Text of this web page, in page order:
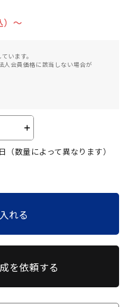
）〜
います。
人会員価格に該当しない場合が
＋
日（数量によって異なります）
れる
を依頼する